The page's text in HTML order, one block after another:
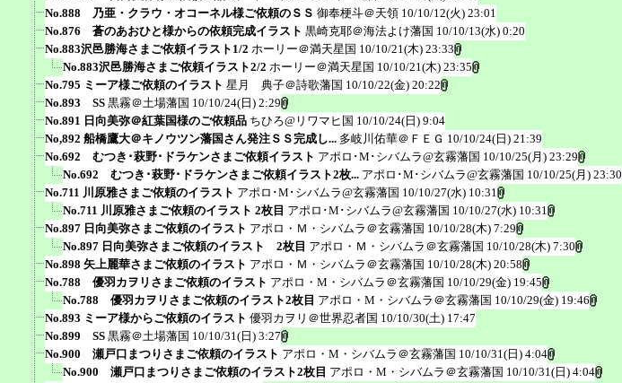
No.888 乃亜・クラウ・オコーネル様ご依頼のＳＳ 御奉梗斗＠天領 10/10/12(火) 23:01
No.876 蒼のあおひと様からの依頼完成イラスト 黒崎克耶＠海法よけ藩国 10/10/13(水) 0:20
No.883沢邑勝海さまご依頼イラスト1/2 ホーリー＠満天星国 10/10/21(木) 23:33
No.883沢邑勝海さまご依頼イラスト2/2 ホーリー＠満天星国 10/10/21(木) 23:35
No.795 ミーア様ご依頼のイラスト 星月 典子＠詩歌藩国 10/10/22(金) 20:22
No.893 SS 黒霧＠土場藩国 10/10/24(日) 2:29
No.891 日向美弥＠紅葉国様のご依頼品 ちひろ@リワマヒ国 10/10/24(日) 9:04
No,892 船橋鷹大＠キノウツン藩国さん発注ＳＳ完成し... 多岐川佑華＠ＦＥＧ 10/10/24(日) 21:39
No.692 むつき･萩野･ドラケンさまご依頼イラスト アポロ･M･シバムラ@玄霧藩国 10/10/25(月) 23:29
No.692 むつき･萩野･ドラケンさまご依頼イラスト2枚... アポロ･M･シバムラ@玄霧藩国 10/10/25(月) 23:30
No.711 川原雅さまご依頼のイラスト アポロ･M･シバムラ@玄霧藩国 10/10/27(水) 10:31
No.711 川原雅さまご依頼のイラスト 2枚目 アポロ･M･シバムラ@玄霧藩国 10/10/27(水) 10:31
No.897 日向美弥さまご依頼のイラスト アポロ・Ｍ・シバムラ＠玄霧藩国 10/10/28(木) 7:29
No.897 日向美弥さまご依頼のイラスト 2枚目 アポロ・Ｍ・シバムラ＠玄霧藩国 10/10/28(木) 7:30
No.898 矢上麗華さまご依頼のイラスト アポロ・Ｍ・シバムラ＠玄霧藩国 10/10/28(木) 20:58
No.788 優羽カヲリさまご依頼のイラスト アポロ・M・シバムラ＠玄霧藩国 10/10/29(金) 19:45
No.788 優羽カヲリさまご依頼のイラスト2枚目 アポロ・M・シバムラ＠玄霧藩国 10/10/29(金) 19:46
No.893 ミーア様からご依頼のイラスト 優羽カヲリ＠世界忍者国 10/10/30(土) 17:47
No.899 SS 黒霧＠土場藩国 10/10/31(日) 3:27
No.900 瀬戸口まつりさまご依頼のイラスト アポロ・M・シバムラ＠玄霧藩国 10/10/31(日) 4:04
No.900 瀬戸口まつりさまご依頼のイラスト2枚目 アポロ・M・シバムラ＠玄霧藩国 10/10/31(日) 4:04